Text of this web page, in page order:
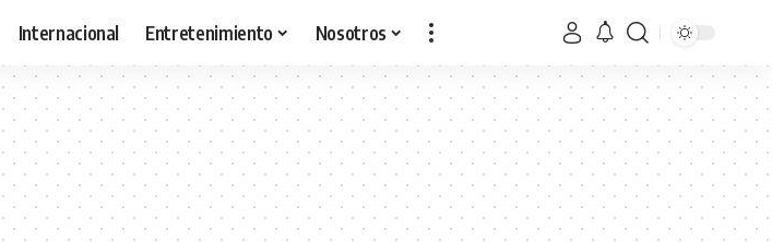
Internacional Entretenimiento Nosotros